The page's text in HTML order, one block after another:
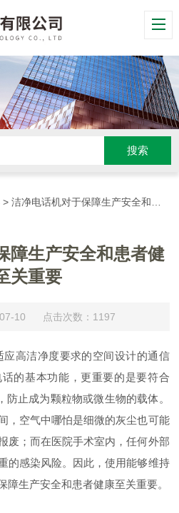
> 洁净电话机对于保障生产安全和患者健康至关重要
障生产安全和患者健
关重要
07-10 点击次数：1197
洁净度要求的空间设计的通信
的基本功能，更重要的是要符合
止成为颗粒物或微生物的载体。
，空气中哪怕是细微的灰尘也可能
废；而在医院手术室内，任何外部
的感染风险。因此，使用能够维持
障生产安全和患者健康至关重要。